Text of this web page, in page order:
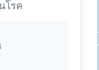
โรค